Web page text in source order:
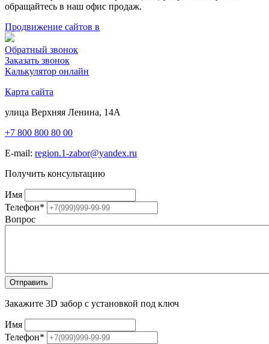
обращайтесь в наш офис продаж.
Продвижение сайтов в
Обратный звонок
Заказать звонок
Калькулятор онлайн
Карта сайта
улица Верхняя Ленина, 14А
+7 800 800 80 00
E-mail: region.1-zabor@yandex.ru
Получить консультацию
Имя
Телефон*
Вопрос
Закажите 3D забор с установкой под ключ
Имя
Телефон*